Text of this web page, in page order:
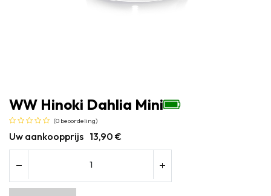
WW Hinoki Dahlia Mini
(0 beoordeling)
Uw aankoopprijs 13,90 €